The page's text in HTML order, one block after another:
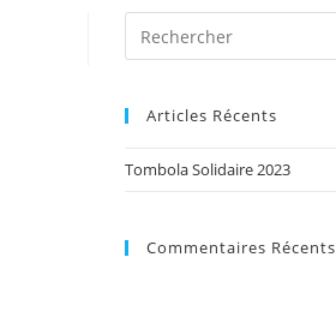
Articles Récents
Tombola Solidaire 2023
Commentaires Récents